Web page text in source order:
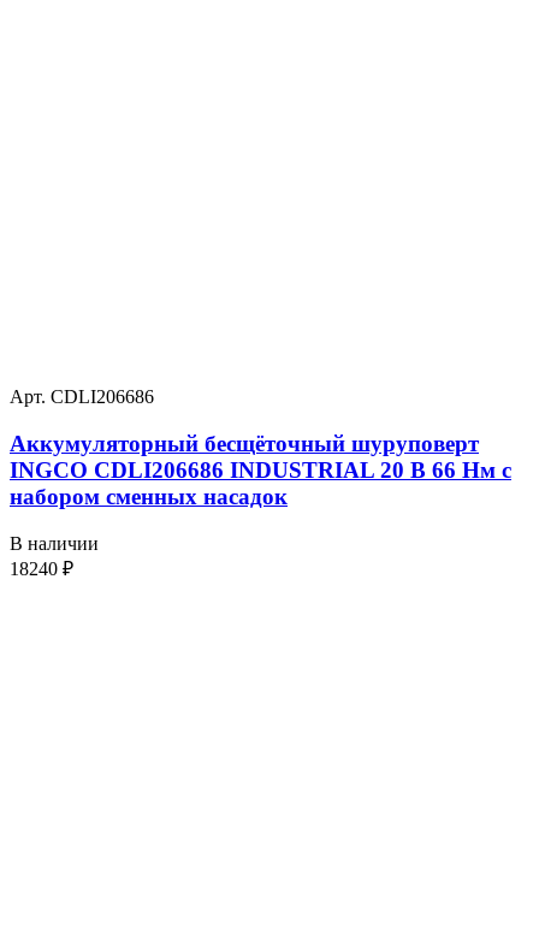
Арт. CDLI206686
Аккумуляторный бесщёточный шуруповерт
INGCO CDLI206686 INDUSTRIAL 20 В 66 Нм с
набором сменных насадок
В наличии
18240 ₽